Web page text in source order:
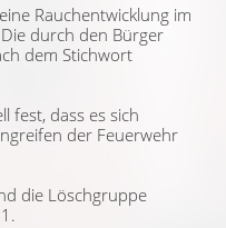
Rauchentwicklung im
durch den Bürger
dem Stichwort
fest, dass es sich
der Feuerwehr
die Löschgruppe